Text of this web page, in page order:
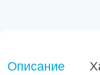
Описание